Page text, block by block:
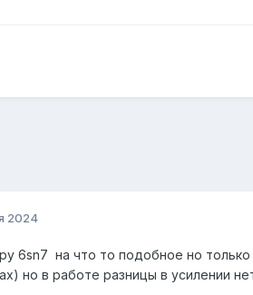
2024
6sn7 на что то подобное но
но в работе разницы в усилении